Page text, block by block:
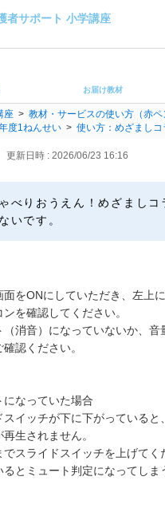
質問・手続き
ポート小学講座 トップ
変更・各種お手続き
サポート(手続き・照会)
合わせ窓口
よくある質問・手続きはこ
ちゃれんじ
ミ 中学講座
ミ 中学講座 中高一貫
お届け教材
座 > 教材・サービスの使い方（赤ペ
度1ねんせい > 使い方：めざましコ
更新日時 : 2026/06/23 16:16
ゃべりおうえん！めざまし
いです。
面をONにしていただき、左上
を確認してください。
消音）になっていないか、音
認ください。
になっていた場合
イッチが下に下がっていると
生されません。
スライドスイッチを上げてく
るとミュート判定になってしま